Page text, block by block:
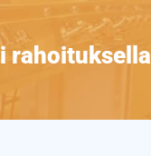
rahoituksella